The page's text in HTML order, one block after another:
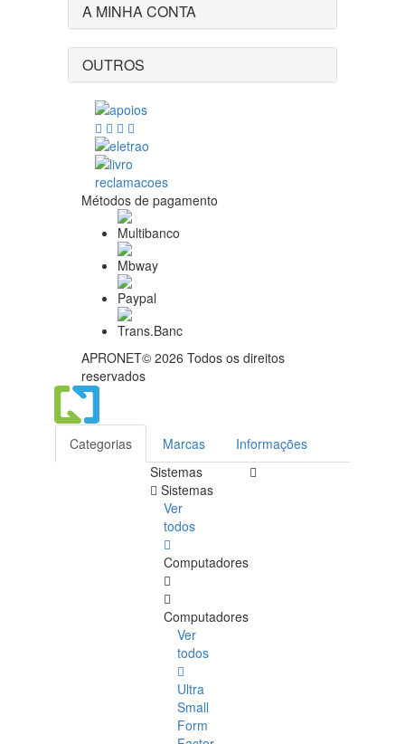
A MINHA CONTA
OUTROS
Métodos de pagamento
APRONET© 2026 Todos os direitos
reservados
Categorias Marcas
Informações
Sistemas
Sistemas
Ver
todos
Computadores
Computadores
Ver
todos
Ultra
Small
Form